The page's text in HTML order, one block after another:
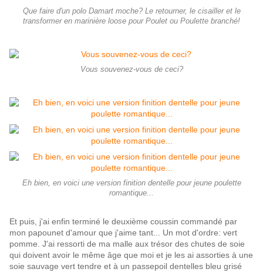
Que faire d'un polo Damart moche? Le retourner, le cisailler et le
transformer en marinière loose pour Poulet ou Poulette branché!
Vous souvenez-vous de ceci?
Eh bien, en voici une version finition dentelle pour jeune poulette
romantique...
Et puis, j'ai enfin terminé le deuxième coussin commandé par
mon papounet d'amour que j'aime tant... Un mot d'ordre: vert
pomme. J'ai ressorti de ma malle aux trésor des chutes de soie
qui doivent avoir le même âge que moi et je les ai assorties à une
soie sauvage vert tendre et à un passepoil dentelles bleu grisé